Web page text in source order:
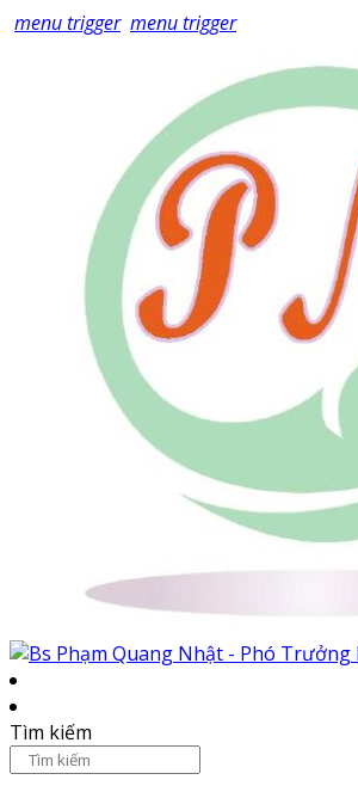
menu trigger menu trigger
Tìm kiếm